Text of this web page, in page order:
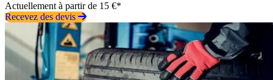
Actuellement à partir de 15 €*
Recevez des devis